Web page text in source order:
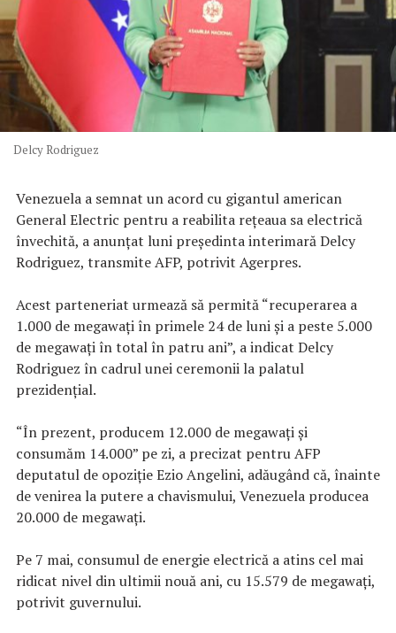
Delcy Rodriguez
Venezuela a semnat un acord cu gigantul american
General Electric pentru a reabilita reţeaua sa electrică
învechită, a anunţat luni preşedinta interimară Delcy
Rodriguez, transmite AFP, potrivit Agerpres.
Acest parteneriat urmează să permită “recuperarea a
1.000 de megawaţi în primele 24 de luni şi a peste 5.000
de megawaţi în total în patru ani”, a indicat Delcy
Rodriguez în cadrul unei ceremonii la palatul
prezidenţial.
“În prezent, producem 12.000 de megawaţi şi
consumăm 14.000” pe zi, a precizat pentru AFP
deputatul de opoziţie Ezio Angelini, adăugând că, înainte
de venirea la putere a chavismului, Venezuela producea
20.000 de megawaţi.
Pe 7 mai, consumul de energie electrică a atins cel mai
ridicat nivel din ultimii nouă ani, cu 15.579 de megawaţi,
potrivit guvernului.